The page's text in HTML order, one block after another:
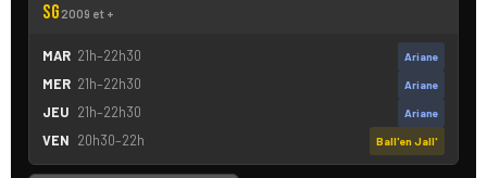
SG 2009 et +
MAR 21h–22h30 Ariane
MER 21h–22h30 Ariane
JEU 21h–22h30 Ariane
VEN 20h30–22h Ball'en Jall'